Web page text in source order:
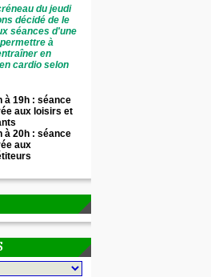
du jeudi
décidé de le
séances d'une
à
en
cardio selon
à 19h : séance
aux loisirs et
à 20h : séance
aux